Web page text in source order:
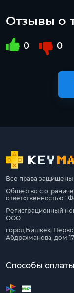
Отзывы о
0 0
Все права защищены
Общество с
ответственностью
Регистрационный
ООО
город Бишкек,
Абдрахманова, дом
Способы оплаты